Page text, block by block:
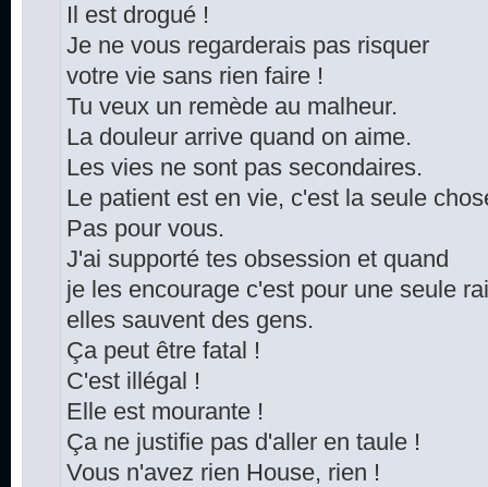
Il est drogué !
Je ne vous regarderais pas risquer
votre vie sans rien faire !
Tu veux un remède au malheur.
La douleur arrive quand on aime.
Les vies ne sont pas secondaires.
Le patient est en vie, c'est la seule
Pas pour vous.
J'ai supporté tes obsession et quand
je les encourage c'est pour une seule
elles sauvent des gens.
Ça peut être fatal !
C'est illégal !
Elle est mourante !
Ça ne justifie pas d'aller en taule !
Vous n'avez rien House, rien !